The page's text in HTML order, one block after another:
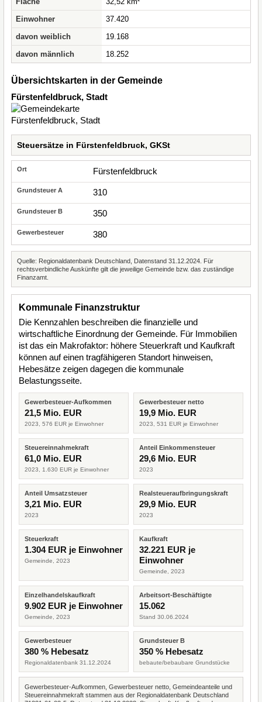
Einwohner
37.420
davon weiblich
19.168
davon männlich
18.252
Übersichtskarten in der Gemeinde
Fürstenfeldbruck, Stadt
Steuersätze in Fürstenfeldbruck, GKSt
Fürstenfeldbruck
310
350
380
Quelle: Regionaldatenbank Deutschland, Datenstand 31.12.2024. Für
rechtsverbindliche Auskünfte gilt die jeweilige Gemeinde bzw. das zuständige
Finanzamt.
Kommunale Finanzstruktur
Die Kennzahlen beschreiben die finanzielle und
wirtschaftliche Einordnung der Gemeinde. Für Immobilien
ist das ein Makrofaktor: höhere Steuerkraft und Kaufkraft
können auf einen tragfähigeren Standort hinweisen,
Hebesätze zeigen dagegen die kommunale
Belastungsseite.
Gewerbesteuer-Aufkommen
21,5 Mio. EUR
2023, 576 EUR je Einwohner
Gewerbesteuer netto
19,9 Mio. EUR
2023, 531 EUR je Einwohner
Steuereinnahmekraft
61,0 Mio. EUR
2023, 1.630 EUR je Einwohner
Anteil Einkommensteuer
29,6 Mio. EUR
2023
Anteil Umsatzsteuer
3,21 Mio. EUR
2023
Realsteueraufbringungskraft
29,9 Mio. EUR
2023
Steuerkraft
1.304 EUR je Einwohner
Gemeinde, 2023
Kaufkraft
32.221 EUR je
Einwohner
Gemeinde, 2023
Einzelhandelskaufkraft
9.902 EUR je Einwohner
Gemeinde, 2023
Arbeitsort-Beschäftigte
15.062
Stand 30.06.2024
Gewerbesteuer
380 % Hebesatz
Regionaldatenbank 31.12.2024
Grundsteuer B
350 % Hebesatz
bebaute/bebaubare Grundstücke
Gewerbesteuer-Aufkommen, Gewerbesteuer netto, Gemeindeanteile und
Steuereinnahmekraft stammen aus der Regionaldatenbank Deutschland